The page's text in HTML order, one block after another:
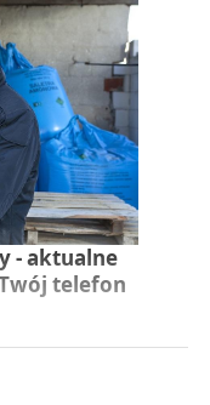
- aktualne
telefon